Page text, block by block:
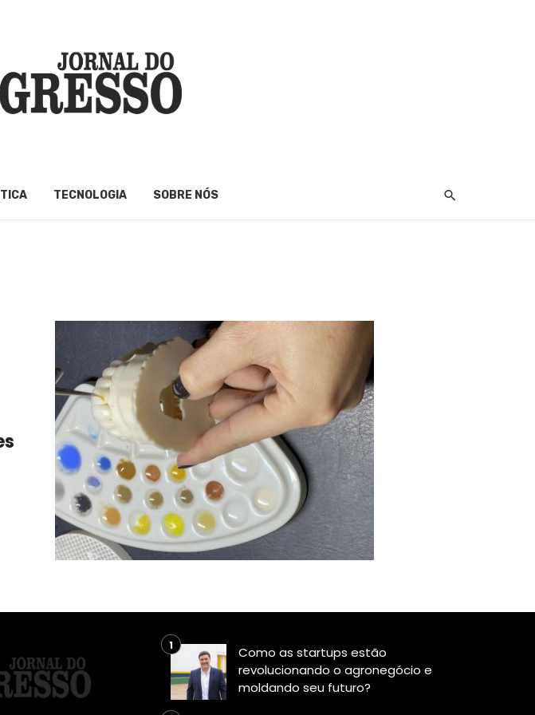
TECNOLOGIA SOBRE NÓS
Como as startups estão
revolucionando o agronegócio e
moldando seu futuro?